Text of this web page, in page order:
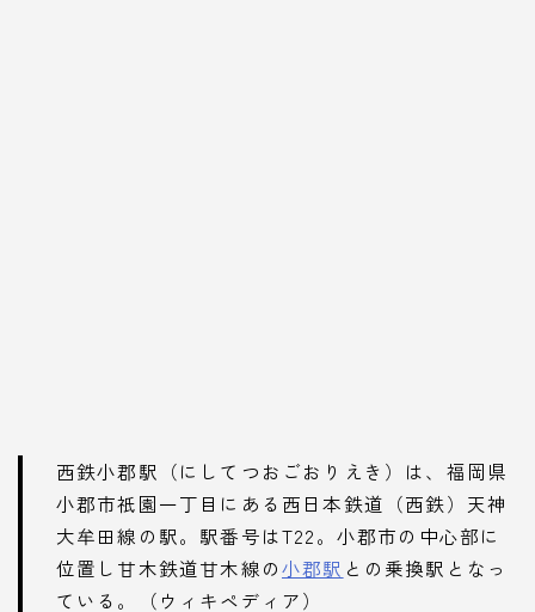
西鉄小郡駅（にしてつおごおりえき）は、福岡県
小郡市祇園一丁目にある西日本鉄道（西鉄）天神
大牟田線の駅。駅番号はT22。小郡市の中心部に
位置し甘木鉄道甘木線の小郡駅 との乗換駅となっ
ている。（ウィキペディア）